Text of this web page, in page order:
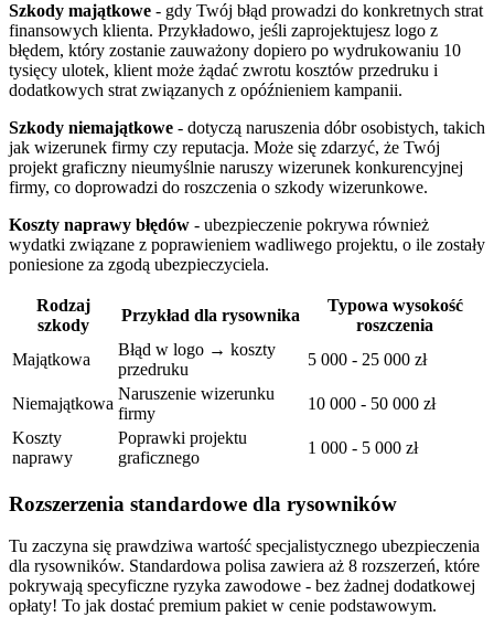
Szkody majątkowe - gdy Twój błąd prowadzi do konkretnych strat
finansowych klienta. Przykładowo, jeśli zaprojektujesz logo z
błędem, który zostanie zauważony dopiero po wydrukowaniu 10
tysięcy ulotek, klient może żądać zwrotu kosztów przedruku i
dodatkowych strat związanych z opóźnieniem kampanii.
Szkody niemajątkowe - dotyczą naruszenia dóbr osobistych, takich
jak wizerunek firmy czy reputacja. Może się zdarzyć, że Twój
projekt graficzny nieumyślnie naruszy wizerunek konkurencyjnej
firmy, co doprowadzi do roszczenia o szkody wizerunkowe.
Koszty naprawy błędów - ubezpieczenie pokrywa również
wydatki związane z poprawieniem wadliwego projektu, o ile zostały
poniesione za zgodą ubezpieczyciela.
Rodzaj
szkody
Przykład dla rysownika
Typowa wysokość
roszczenia
Majątkowa
Błąd w logo → koszty
przedruku
5 000 - 25 000 zł
Niemajątkowa
Naruszenie wizerunku
firmy
10 000 - 50 000 zł
Koszty
naprawy
Poprawki projektu
graficznego
1 000 - 5 000 zł
Rozszerzenia standardowe dla rysowników
Tu zaczyna się prawdziwa wartość specjalistycznego ubezpieczenia
dla rysowników. Standardowa polisa zawiera aż 8 rozszerzeń, które
pokrywają specyficzne ryzyka zawodowe - bez żadnej dodatkowej
opłaty! To jak dostać premium pakiet w cenie podstawowym.